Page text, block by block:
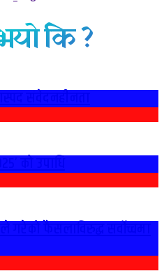
कि ?